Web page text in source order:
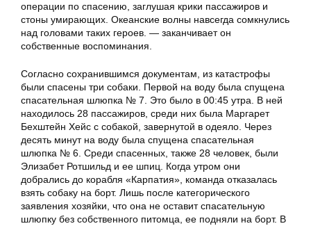
операции по спасению, заглушая крики пассажиров и
стоны умирающих. Океанские волны навсегда сомкнулись
над головами таких героев. — заканчивает он
собственные воспоминания.
Согласно сохранившимся документам, из катастрофы
были спасены три собаки. Первой на воду была спущена
спасательная шлюпка № 7. Это было в 00:45 утра. В ней
находилось 28 пассажиров, среди них была Маргарет
Бехштейн Хейс с собакой, завернутой в одеяло. Через
десять минут на воду была спущена спасательная
шлюпка № 6. Среди спасенных, также 28 человек, были
Элизабет Ротшильд и ее шпиц. Когда утром они
добрались до корабля «Карпатия», команда отказалась
взять собаку на борт. Лишь после категорического
заявления хозяйки, что она не оставит спасательную
шлюпку без собственного питомца, ее подняли на борт. В